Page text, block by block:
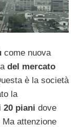
come nuova
del mercato
è la società
la
piani dove
attenzione